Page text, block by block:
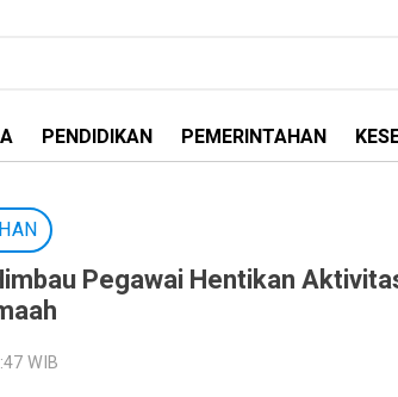
PENDIDIKAN PEMERINTAHAN
Pegawai Hentikan
WIB